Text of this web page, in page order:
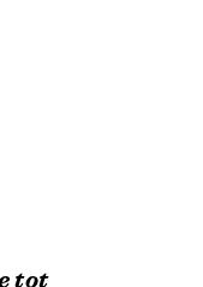
tot